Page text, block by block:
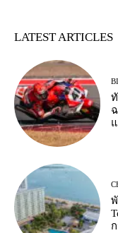
LATEST ARTICLES